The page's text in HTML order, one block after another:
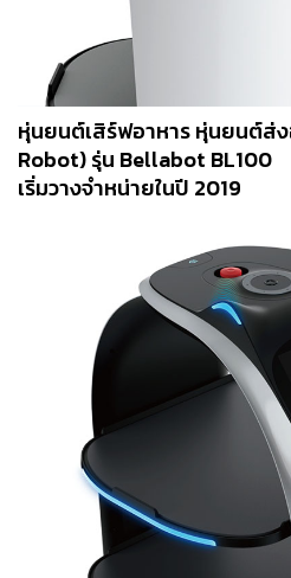
หุ่นยนต์เสิร์ฟอาหาร หุ่นยนต์ส่
Robot) รุ่น Bellabot BL100
เริ่มวางจำหน่ายในปี 2019